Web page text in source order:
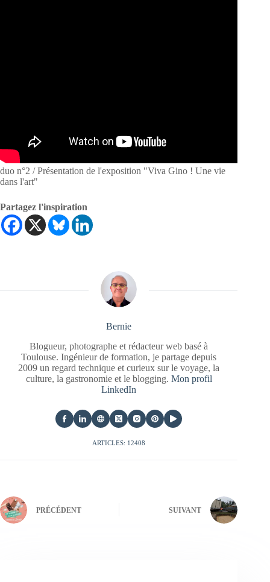
duo n°2 / Présentation de l'exposition "Viva Gino ! Une vie
dans l'art"
Partagez l'inspiration
Bernie
Blogueur, photographe et rédacteur web basé à
Toulouse. Ingénieur de formation, je partage depuis
2009 un regard technique et curieux sur le voyage, la
culture, la gastronomie et le blogging. Mon profil
LinkedIn
ARTICLES: 12408
PRÉCÉDENT SUIVANT